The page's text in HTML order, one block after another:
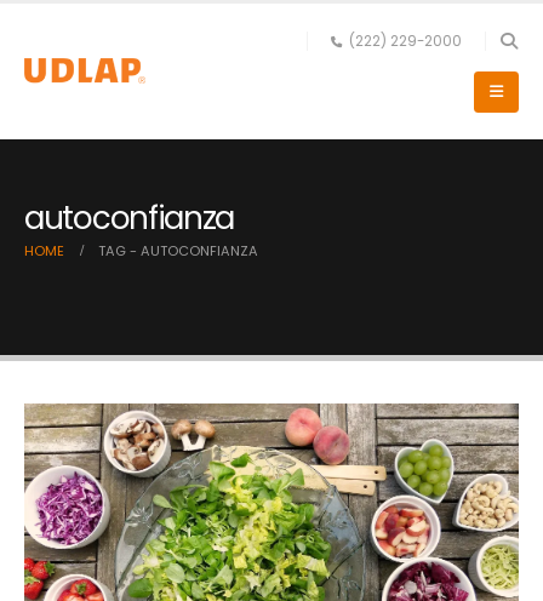
(222) 229-2000
autoconfianza
HOME TAG - AUTOCONFIANZA